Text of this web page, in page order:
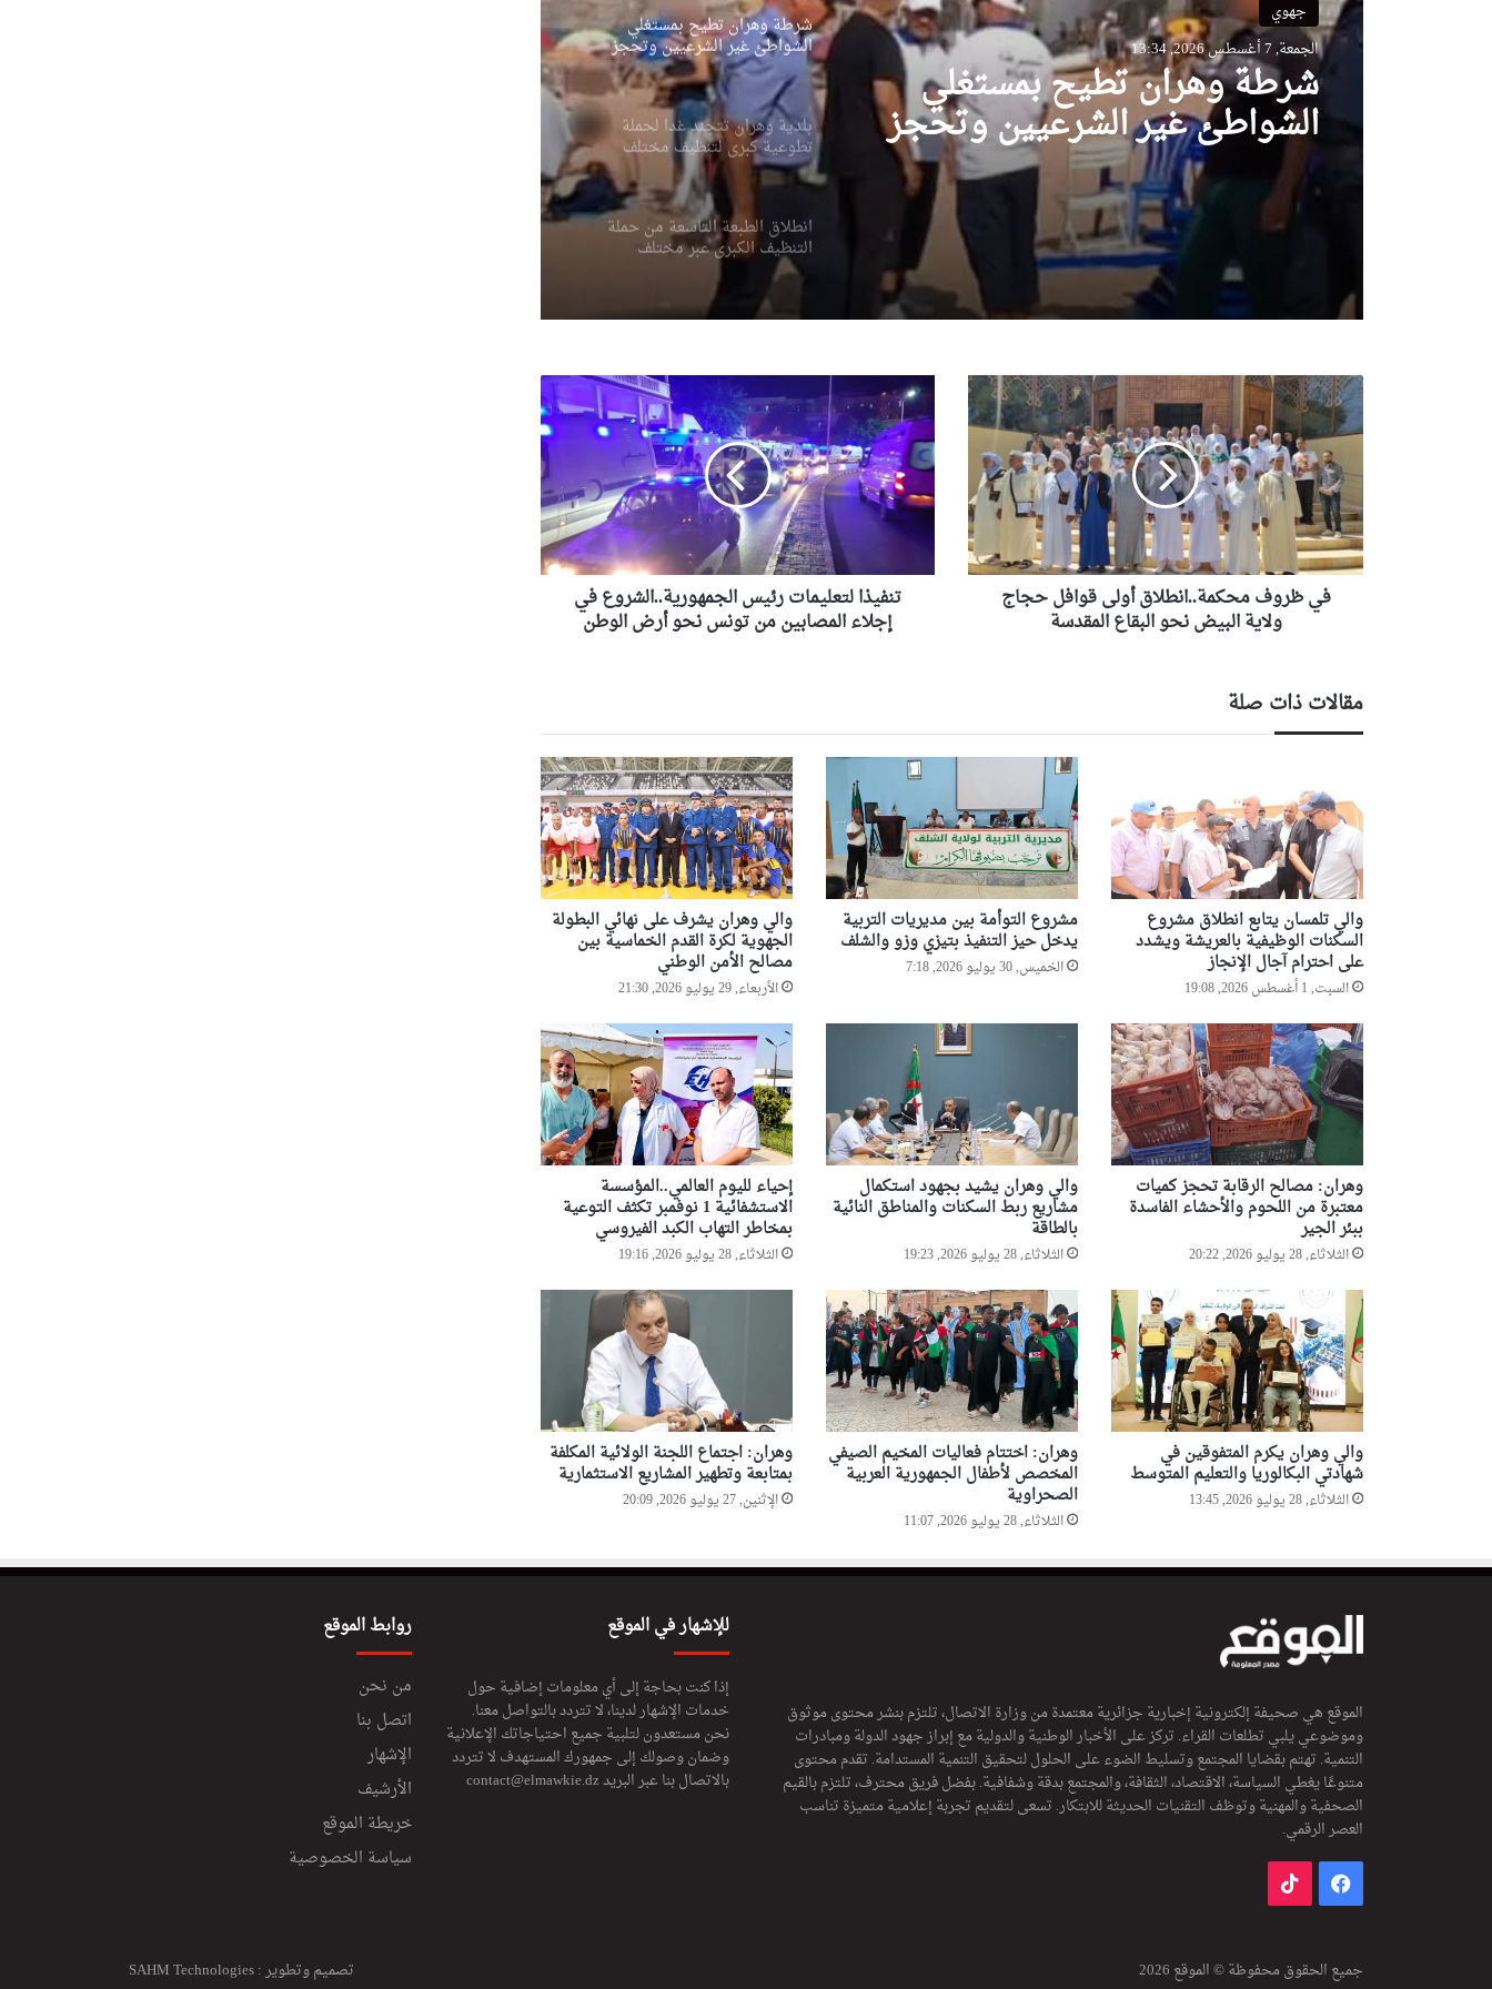
جهوي
الجمعة, 7 أغسطس 2026, 13:34
شرطة وهران تطيح بمستغلي
الشواطئ غير الشرعيين وتحجز
عشرات الكراسي والطاولات
والشمسيات
شرطة وهران تطيح بمستغلي
الشواطئ غير الشرعيين وتحجز
عشرات الكراسي والطاولات
والشمسيات
بلدية وهران تتجند غدا لحملة
تطوعية كبرى لتنظيف مختلف
المندوبيات
انطلاق الطبعة التاسعة من حملة
التنظيف الكبرى عبر مختلف
مقاطعات العاصمة
وهران تستعيد بريقها بحملة
وهران خضراء تكثف عمليات
العناية بالمساحات الخضراء
وتحسين المحيط الحضري
مندوبية العثمانية بوهران تطلق
حملة خاصة لتحسين المحيط
ونظافة الأحياء
وهران: انطلاق التصفيات النهائية
والي وهران يشدد على تسريع
وتيرة إنجاز مشروع تهيئة محور
دوران “الباهية”
وهران: أوشان يشدد على تحسين
الوضع البيئي وينهي مهام
مسؤولين في قطاع النظافة
وهران: مديرية الشؤون الدينية
وسونلغاز تنشران ثقافة ترشيد
استهلاك الطاقة بالمساجد
شرطة وهران تطيح بمستغلي
الشواطئ غير الشرعيين وتحجز
عشرات الكراسي والطاولات
والشمسيات
بلدية وهران تتجند غدا لحملة
تطوعية كبرى لتنظيف مختلف
المندوبيات
انطلاق الطبعة التاسعة من حملة
التنظيف الكبرى عبر مختلف
وهران تستعيد بريقها بحملة
في
ظروف
محكمة..انطلاق
قوافل
حجاج
ولاية
البيض
نحو
المقدسة
في ظروف محكمة..انطلاق أولى قوافل حجاج
ولاية البيض نحو البقاع المقدسة
تنفيذا
لتعليمات
رئيس
الجمهورية..الشروع
في
إجلاء
المصابين
تونس
تنفيذا لتعليمات رئيس الجمهورية..الشروع في
إجلاء المصابين من تونس نحو أرض الوطن
مقالات ذات صلة
والي تلمسان يتابع انطلاق مشروع
السكنات الوظيفية بالعريشة ويشدد
على احترام آجال الإنجاز
السبت, 1 أغسطس 2026, 19:08
مشروع التوأمة بين مديريات التربية
يدخل حيز التنفيذ بتيزي وزو والشلف
الخميس, 30 يوليو 2026, 7:18
والي وهران يشرف على نهائي البطولة
الجهوية لكرة القدم الخماسية بين
مصالح الأمن الوطني
الأربعاء, 29 يوليو 2026, 21:30
وهران: مصالح الرقابة تحجز كميات
معتبرة من اللحوم والأحشاء الفاسدة
ببئر الجير
الثلاثاء, 28 يوليو 2026, 20:22
والي وهران يشيد بجهود استكمال
مشاريع ربط السكنات والمناطق النائية
بالطاقة
الثلاثاء, 28 يوليو 2026, 19:23
إحياء لليوم العالمي..المؤسسة
الاستشفائية 1 نوفمبر تكثف التوعية
بمخاطر التهاب الكبد الفيروسي
الثلاثاء, 28 يوليو 2026, 19:16
والي وهران يكرم المتفوقين في
شهادتي البكالوريا والتعليم المتوسط
الثلاثاء, 28 يوليو 2026, 13:45
وهران: اختتام فعاليات المخيم الصيفي
المخصص لأطفال الجمهورية العربية
الصحراوية
الثلاثاء, 28 يوليو 2026, 11:07
وهران: اجتماع اللجنة الولائية المكلفة
بمتابعة وتطهير المشاريع الاستثمارية
الإثنين, 27 يوليو 2026, 20:09
الموقع هي صحيفة إلكترونية إخبارية جزائرية معتمدة من وزارة الاتصال، تلتزم بنشر محتوى موثوق
وموضوعي يلبي تطلعات القراء. تركز على الأخبار الوطنية والدولية مع إبراز جهود الدولة ومبادرات
التنمية. تهتم بقضايا المجتمع وتسليط الضوء على الحلول لتحقيق التنمية المستدامة. تقدم محتوى
متنوعًا يغطي السياسة، الاقتصاد، الثقافة، والمجتمع بدقة وشفافية. بفضل فريق محترف، تلتزم بالقيم
الصحفية والمهنية وتوظف التقنيات الحديثة للابتكار. تسعى لتقديم تجربة إعلامية متميزة تناسب
العصر الرقمي.
فيسبوك‫TikTok
للإشهار في الموقع
إذا كنت بحاجة إلى أي معلومات إضافية حول
خدمات الإشهار لدينا، لا تتردد بالتواصل معنا.
نحن مستعدون لتلبية جميع احتياجاتك الإعلانية
وضمان وصولك إلى جمهورك المستهدف لا تتردد
بالاتصال بنا عبر البريدcontact@elmawkie.dz
روابط الموقع
من نحن
اتصل بنا
الإشهار
الأرشيف
خريطة الموقع
سياسة الخصوصية
جميع الحقوق محفوظة © الموقع 2026 تصميم وتطوير :SAHM Technologies